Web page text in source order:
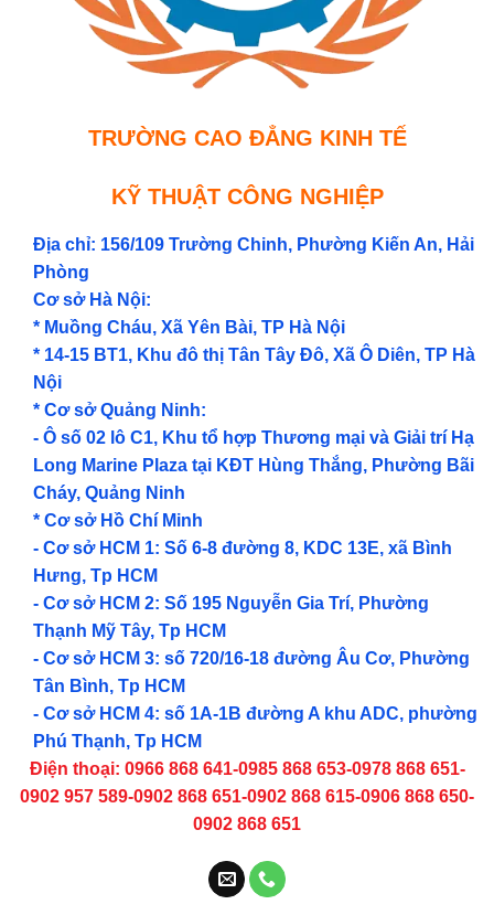
TRƯỜNG CAO ĐẲNG KINH TẾ
KỸ THUẬT CÔNG NGHIỆP
Địa chỉ: 156/109 Trường Chinh, Phường Kiến An, Hải
Phòng
Cơ sở Hà Nội:
* Muồng Cháu, Xã Yên Bài, TP Hà Nội
* 14-15 BT1, Khu đô thị Tân Tây Đô, Xã Ô Diên, TP Hà
Nội
* Cơ sở Quảng Ninh:
- Ô số 02 lô C1, Khu tổ hợp Thương mại và Giải trí Hạ
Long Marine Plaza tại KĐT Hùng Thắng, Phường Bãi
Cháy, Quảng Ninh
* Cơ sở Hồ Chí Minh
- Cơ sở HCM 1: Số 6-8 đường 8, KDC 13E, xã Bình
Hưng, Tp HCM
- Cơ sở HCM 2: Số 195 Nguyễn Gia Trí, Phường
Thạnh Mỹ Tây, Tp HCM
- Cơ sở HCM 3: số 720/16-18 đường Âu Cơ, Phường
Tân Bình, Tp HCM
- Cơ sở HCM 4: số 1A-1B đường A khu ADC, phường
Phú Thạnh, Tp HCM
Điện thoại: 0966 868 641-0985 868 653-0978 868 651-
0902 957 589-0902 868 651-0902 868 615-0906 868 650-
0902 868 651